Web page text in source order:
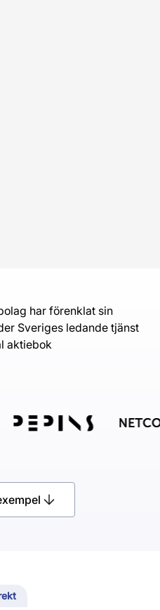
har förenklat sin
Sveriges ledande tjänst
aktiebok